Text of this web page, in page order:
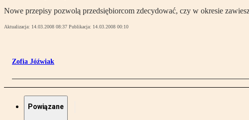
Nowe przepisy pozwolą przedsiębiorcom zdecydować, czy w okresie
Aktualizacja: 14.03.2008 08:37 Publikacja: 14.03.2008 00:10
Zofia Jóźwiak
Powiązane